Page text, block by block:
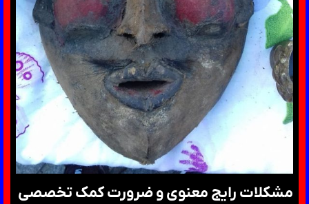
مشکلات رایج معنوی و ضرورت کمک تخصصی